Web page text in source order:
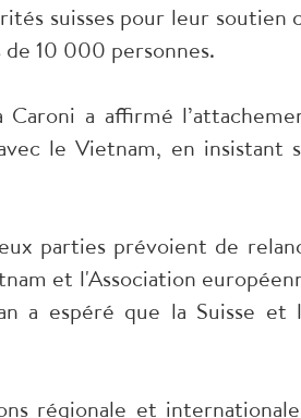
suisses pour leur
10 000 personnes.
a affirmé
le Vietnam, en insistant
parties prévoient de
et l'Association
a espéré que la Suisse
régionale et